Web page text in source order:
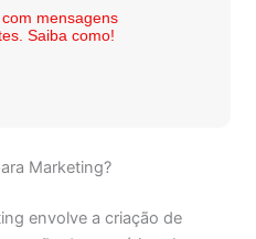
mensagens
Saiba como!
Marketing?
envolve a criação de